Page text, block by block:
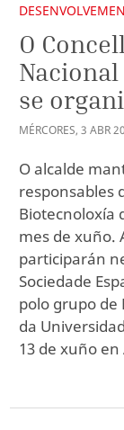
O
se
MÉRCORES, 3 ABR
O alcalde
responsables
Biotecnoloxía
mes de xuño.
participarán
Sociedade
polo grupo de
da
13 de xuño